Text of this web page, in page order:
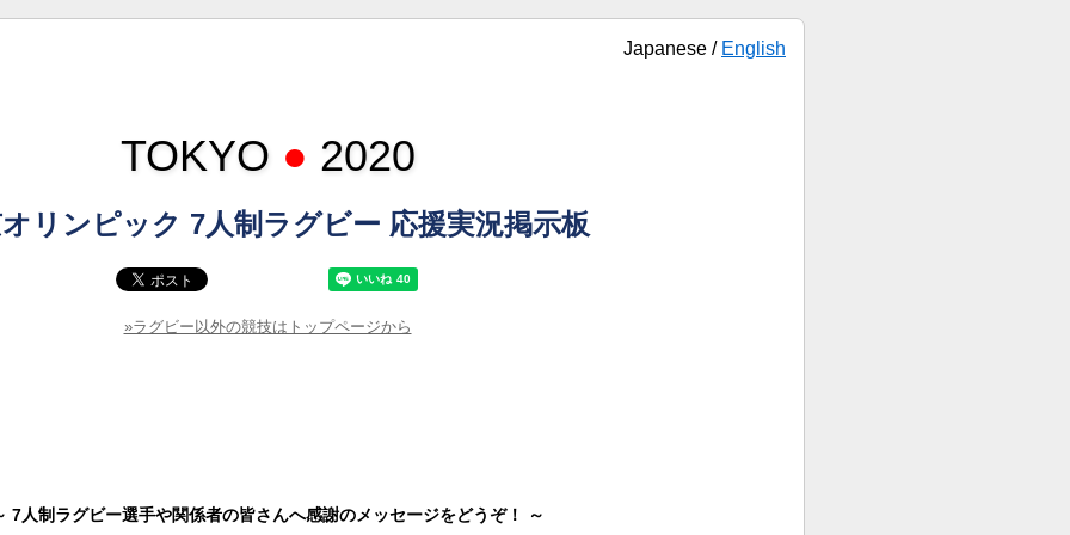
Japanese / English
TOKYO ● 2020
リンピック 7人制ラグビー 応援実況掲示板
»ラグビー以外の競技はトップページから
7人制ラグビー選手や関係者の皆さんへ感謝のメッセージをどうぞ！ ～